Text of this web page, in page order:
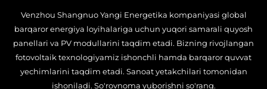
Venzhou Shangnuo Yangi Energetika kompaniyasi global
barqaror energiya loyihalariga uchun yuqori samarali quyosh
panellari va PV modullarini taqdim etadi. Bizning rivojlangan
fotovoltaik texnologiyamiz ishonchli hamda barqaror quvvat
yechimlarini taqdim etadi. Sanoat yetakchilari tomonidan
ishoniladi. So'rovnoma yuborishni so'rang.